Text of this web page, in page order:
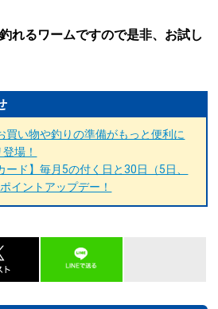
れるワームですので是非、お試し
買い物や釣りの準備がもっと便利に
場！
ード】毎月5の付く日と30日（5日、
イントアップデー！